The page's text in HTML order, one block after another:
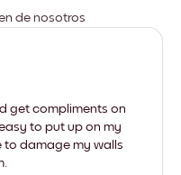
de nosotros
get compliments on
to put up on my
to damage my walls